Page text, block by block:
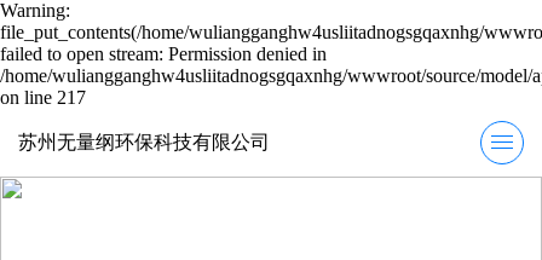
Warning:
file_put_contents(/home/wuliangganghw4usliitadnogsgqaxnhg/
failed to open stream: Permission denied in
/home/wuliangganghw4usliitadnogsgqaxnhg/wwwroot/source/model/
on line 217
苏州无量纲环保科技有限公司